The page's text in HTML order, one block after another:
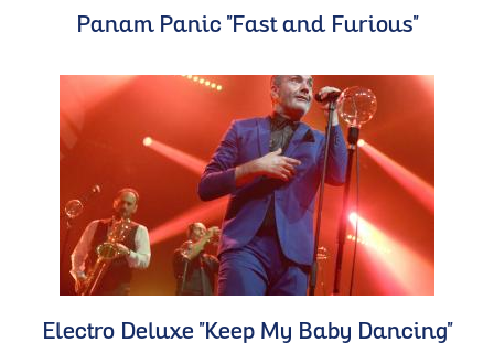
Panam Panic "Fast and Furious"
Electro Deluxe "Keep My Baby Dancing"